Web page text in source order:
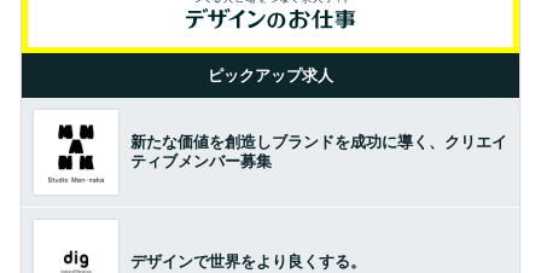
ピックアップ求人
新たな価値を創造しブランドを成功に導く、クリエイ
ティブメンバー募集
デザインで世界をより良くする。